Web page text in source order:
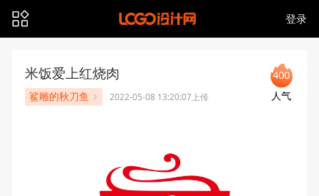
登录
米饭爱上红烧肉
鲨雕的秋刀鱼 2022-05-08 13:20:07上传
400
人气